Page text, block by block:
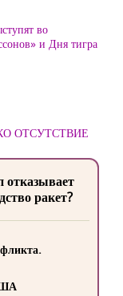
во
и Дня тигра
ОТСУТСТВИЕ
ракет?